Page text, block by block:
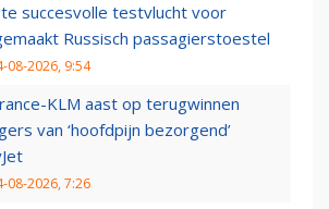
succesvolle testvlucht voor
Russisch passagierstoestel
08-2026, 9:54
KLM aast op terugwinnen
van ‘hoofdpijn bezorgend’
08-2026, 7:26